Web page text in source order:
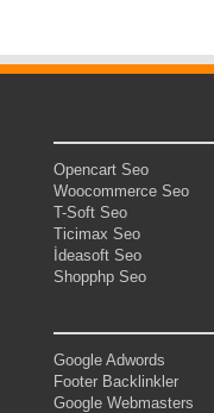
Opencart Seo
Woocommerce Seo
T-Soft Seo
Ticimax Seo
İdeasoft Seo
Shopphp Seo
Google Adwords
Footer Backlinkler
Google Webmasters